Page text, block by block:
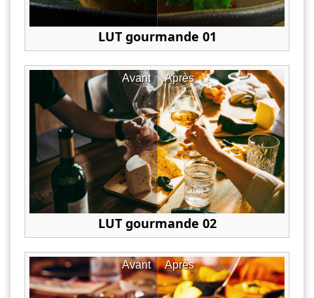
LUT gourmande 01
Après
Avant
LUT gourmande 02
Après
Avant